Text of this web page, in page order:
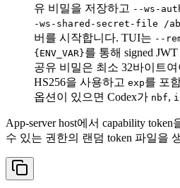
유 비밀을 저장하고 --ws-
-ws-shared-secret-file /
버를 시작합니다. TUI는 --
{ENV_VAR}를 통해 signed
공유 비밀은 최소 32바이트여
HS256을 사용하고 exp를 포
옵션이 있으면 Codex가 nbf,
App-server host에서 capability
수 있는 권한의 랜덤 token 파일을